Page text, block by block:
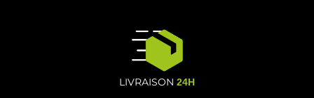
LIVRAISON 24H